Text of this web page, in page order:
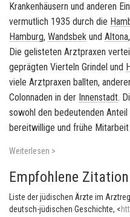
Krankenhäusern und anderen
vermutlich 1935 durch die
Hamburg, Wandsbek und Altona
Die gelisteten Arztpraxen
geprägten Vierteln Grindel und
viele Arztpraxen ballten,
Colonnaden in der Innenstadt.
sowohl den bedeutenden
bereitwillige und frühe
Weiterlesen >
Empfohlene Zitation
Liste der jüdischen Ärzte im
deutsch-jüdischen Geschichte, <